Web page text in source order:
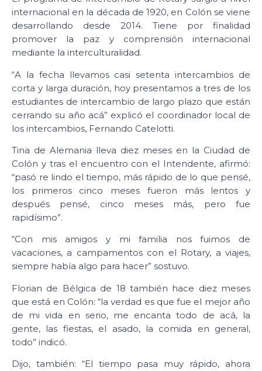
internacional en la década de 1920, en Colón se viene
desarrollando desde 2014. Tiene por finalidad
promover la paz y comprensión internacional
mediante la interculturalidad.
“A la fecha llevamos casi setenta intercambios de
corta y larga duración, hoy presentamos a tres de los
estudiantes de intercambio de largo plazo que están
cerrando su año acá” explicó el coordinador local de
los intercambios, Fernando Catelotti.
Tina de Alemania lleva diez meses en la Ciudad de
Colón y tras el encuentro con el Intendente, afirmó:
“pasó re lindo el tiempo, más rápido de lo que pensé,
los primeros cinco meses fueron más lentos y
después pensé, cinco meses más, pero fue
rapidísimo”.
“Con mis amigos y mi familia nos fuimos de
vacaciones, a campamentos con el Rotary, a viajes,
siempre había algo para hacer” sostuvo.
Florian de Bélgica de 18 también hace diez meses
que está en Colón: “la verdad es que fue el mejor año
de mi vida en serio, me encanta todo de acá, la
gente, las fiestas, el asado, la comida en general,
todo” indicó.
Dijo, también: “El tiempo pasa muy rápido, ahora